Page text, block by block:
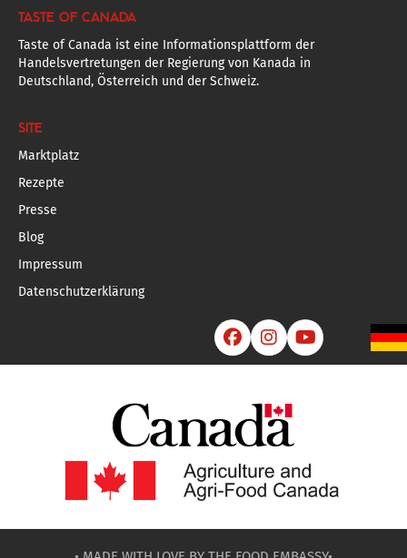
TASTE OF CANADA
Taste of Canada ist eine Informationsplattform der
Handelsvertretungen der Regierung von Kanada in
Deutschland, Österreich und der Schweiz.
SITE
Marktplatz
Rezepte
Presse
Blog
Impressum
Datenschutzerklärung
  